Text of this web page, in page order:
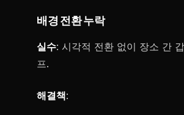
배경 전환 누락
실수: 시각적 전환 없이 장소 간
프.
해결책: